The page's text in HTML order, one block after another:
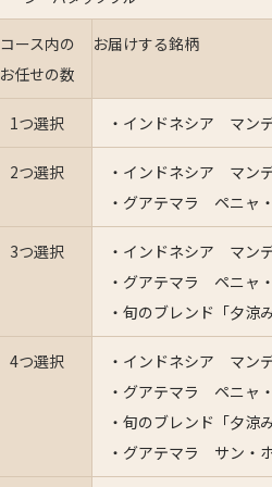
コース内の
お任せの数
お届けする銘柄
1つ選択 ・インドネシア マン
2つ選択
・インドネシア マン
・グアテマラ ペニャ
3つ選択
・インドネシア マン
・グアテマラ ペニャ
・旬のブレンド「夕涼
4つ選択
・インドネシア マン
・グアテマラ ペニャ
・旬のブレンド「夕涼
・グアテマラ サン・